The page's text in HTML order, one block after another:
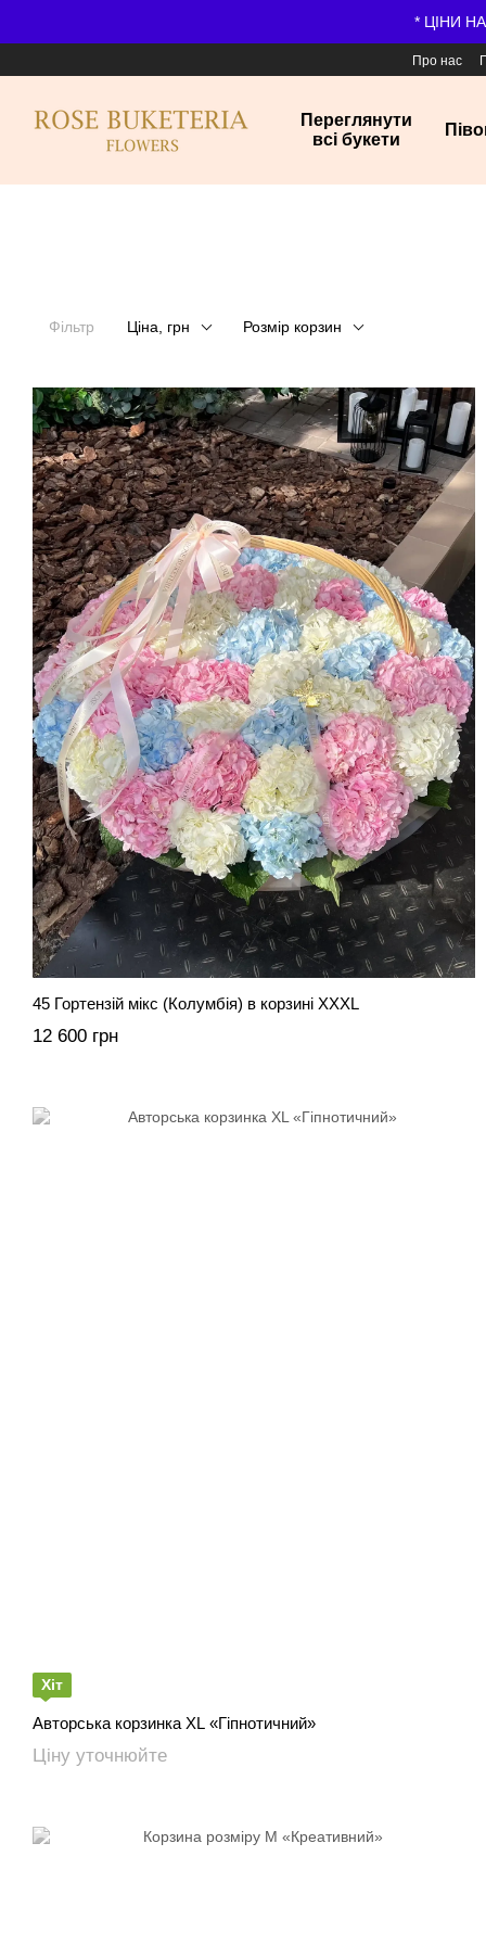
* ЦІНИ
Про нас
Переглянути
всі букети
Фільтр Ціна, грн Розмір корзин
45 Гортензій мікс (Колумбія) в корзині XXXL
12 600 грн
Хіт
Авторська корзинка XL «Гіпнотичний»
Ціну уточнюйте